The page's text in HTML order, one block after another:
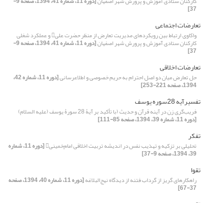
37]
تعارضات اجتماعی
واکاوی ارتباط بین رویکردهای مدیریت تعارض از منظر حضرت علی و عملکرد شغلی
کارکنان ستادی آموزش و پرورش شهر اصفهان [دوره 11، شماره 41، 1394، صفحه 9-
37]
تعارضات اخلاقی
حل تعارض میان دو اصل احترام به حریم خصوصی و اطلاعرسانی [دوره 11، شماره 42،
1394، صفحه 221-253]
تفسیرآیه 28سوره یوسف
فریب‌گری زن در آینه قرآن و حدیث (با تأکید بر آیۀ 28 سورۀ یوسف (علیه السلام)
[دوره 11، شماره 39، 1394، صفحه 85-111]
تفکر
تحلیلی بر تزکیه و تهذیب نفس در اندیشه تربیت اخلاقی امام‌خمینی [دوره 11، شماره
39، 1394، صفحه 9-37]
تقوا
راهکار‌های گریز از گرداب فتنه از دیدگاه نهج‌البلاغه [دوره 11، شماره 40، 1394، صفحه
37-67]